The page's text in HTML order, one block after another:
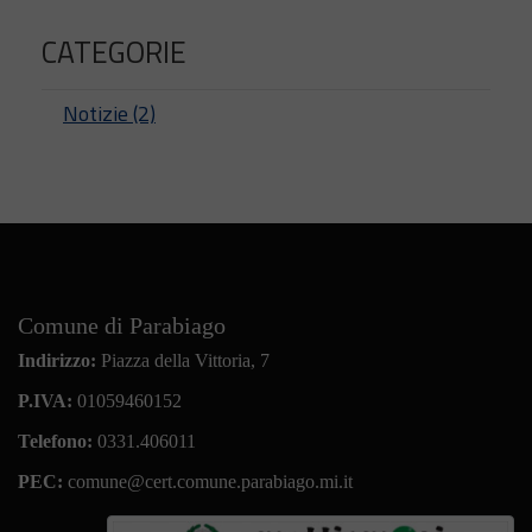
CATEGORIE
Notizie (2)
Comune di Parabiago
Indirizzo: Piazza della Vittoria, 7
P.IVA: 01059460152
Telefono: 0331.406011
PEC: comune@cert.comune.parabiago.mi.it